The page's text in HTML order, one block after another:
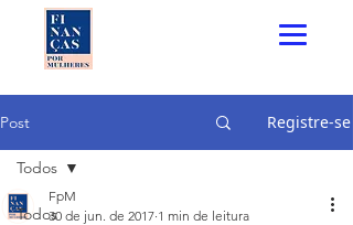
Post Registre-se
Todos
Todos
FpM
30 de jun. de 2017 1 min de leitura